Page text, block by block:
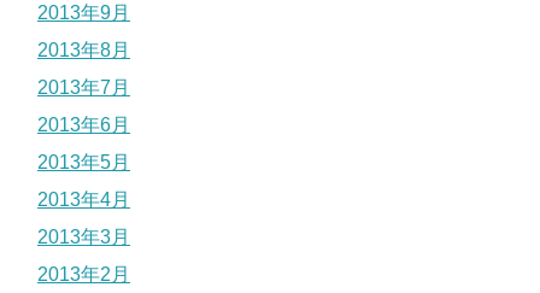
2013年9月
2013年8月
2013年7月
2013年6月
2013年5月
2013年4月
2013年3月
2013年2月